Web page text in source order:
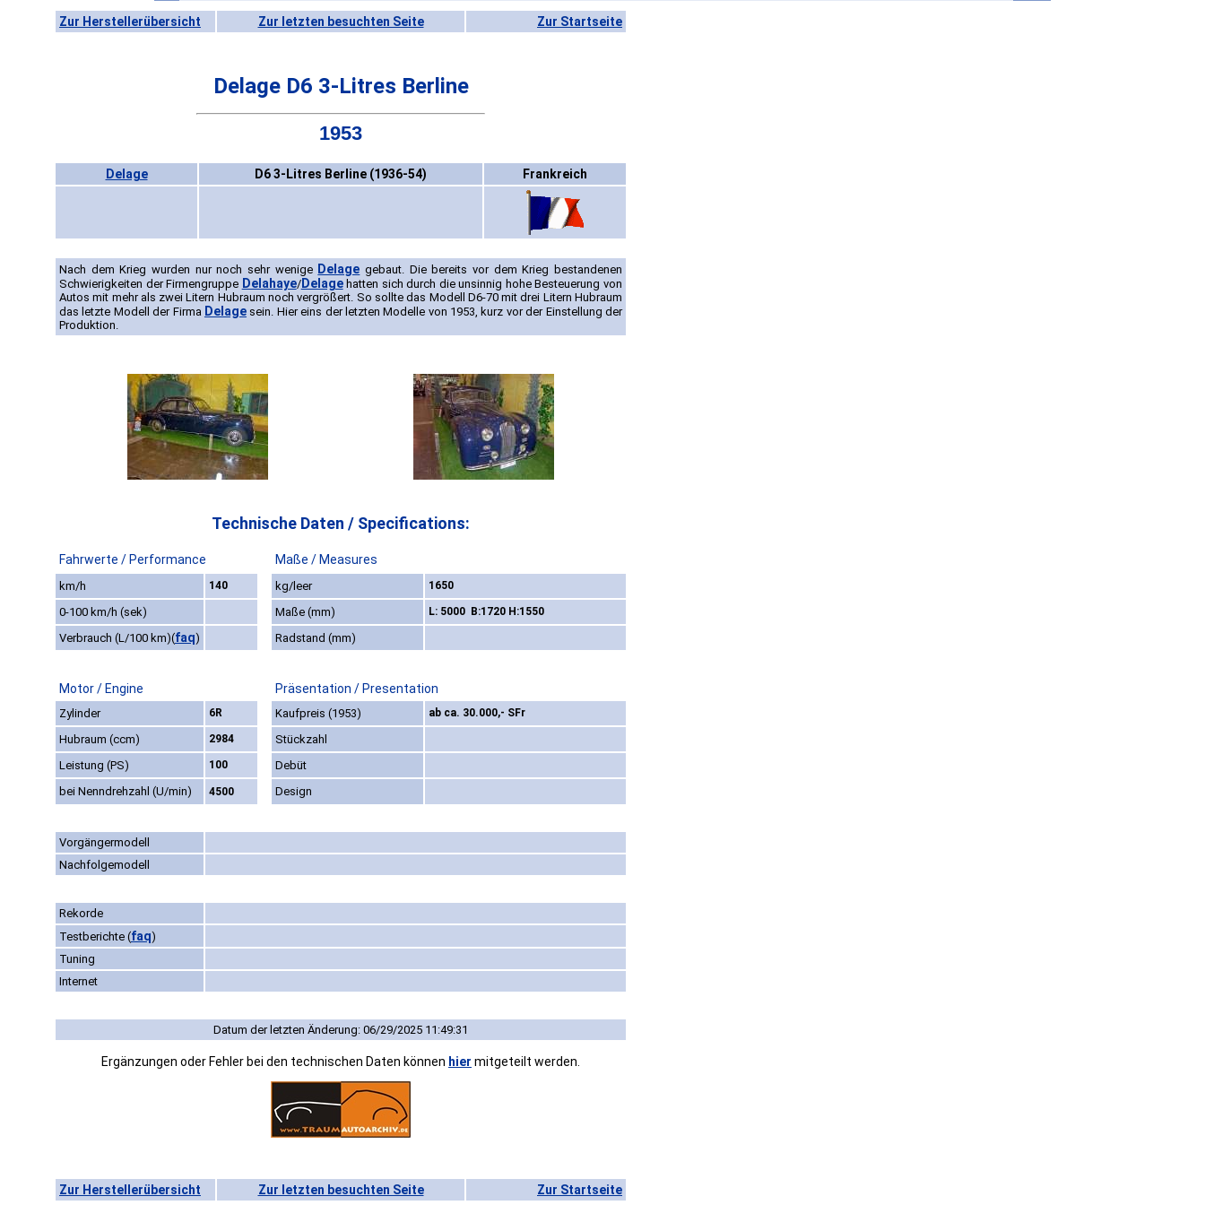
Zur Herstellerübersicht Zur letzten besuchten Seite Zur Startseite
Delage D6 3-Litres Berline
1953
Delage D6 3-Litres Berline (1936-54) Frankreich
Nach dem Krieg wurden nur noch sehr wenige Delage gebaut. Die bereits vor dem Krieg bestandenen
Schwierigkeiten der Firmengruppe Delahaye/Delagehatten sich durch die unsinnig hohe Besteuerung von
Autos mit mehr als zwei Litern Hubraum noch vergrößert. So sollte das Modell D6-70 mit drei Litern Hubraum
das letzte Modell der Firma Delagesein. Hier eins der letzten Modelle von 1953, kurz vor der Einstellung der
Produktion.
Technische Daten / Specifications:
Fahrwerte / Performance Maße / Measures
km/h 140 kg/leer 1650
0-100 km/h (sek) Maße (mm) L: 5000 B:1720 H:1550
Verbrauch (L/100 km)(faq) Radstand (mm)
Motor / Engine Präsentation / Presentation
Zylinder 6R Kaufpreis (1953) ab ca. 30.000,- SFr
Hubraum (ccm) 2984
Stückzahl
Leistung (PS)
100
Debüt
bei Nenndrehzahl (U/min)
4500 Design
Vorgängermodell
Nachfolgemodell
Rekorde
Testberichte (faq)
Tuning
Internet
Datum der letzten Änderung: 06/29/2025 11:49:31
Ergänzungen oder Fehler bei den technischen Daten können hier mitgeteilt werden.
Zur Herstellerübersicht Zur letzten besuchten Seite Zur Startseite